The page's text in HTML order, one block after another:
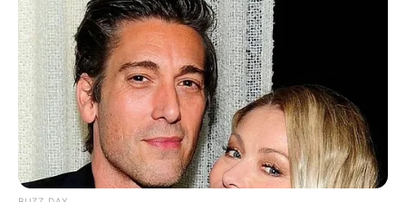
(foto: instagram/taniaqumsoani)
5. Manyun, lagi mikirin apasih Tania?